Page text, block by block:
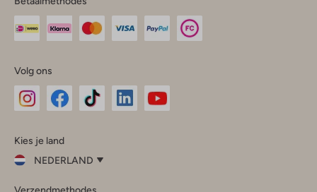
Volg ons
InstagramFacebook
Kies je land
NEDERLAND